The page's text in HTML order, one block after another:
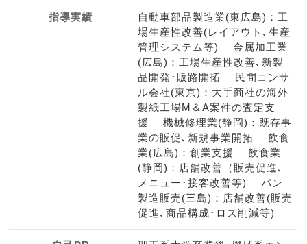
指導実績
自動車部品製造業(東広島)：工
場生産性改善(レイアウト､生産
管理システム等) 金属加工業
(広島)：工場生産性改善､新製
品開発･販路開拓 民間コンサ
ル会社(東京)：大手商社の海外
製紙工場M＆A案件の査定支
援 機械修理業(静岡)：既存事
業の販促､新規事業開拓 飲食
業(広島)：創業支援 飲食業
(静岡)：店舗改善（販売促進､
メニュー･接客改善等) パン
製造販売(三島)：店舗改善(販売
促進､商品構成･ロス削減等)